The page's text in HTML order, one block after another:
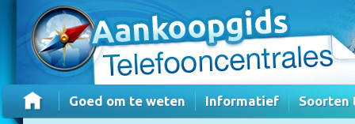
Goed om te weten Informatief Soorten